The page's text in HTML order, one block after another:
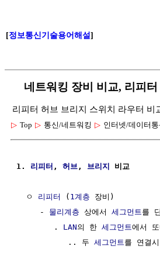
[정보통신기술용어해설]
네트워킹 장비 비교, 리피터
리피터 허브 브리지 스위치 라우터 비
▷ Top ▷ 통신/네트워킹 ▷ 인터넷/데이터통
1. 리피터 , 허브 , 브리지 비교
  ㅇ
리피터 ( 1계층 장비)
     -
물리계층 상에서 세그먼트 를
        .
LAN의 한 세그먼트에서
           .. 두
세그먼트 를 연결